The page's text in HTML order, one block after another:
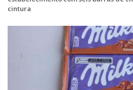
cintura